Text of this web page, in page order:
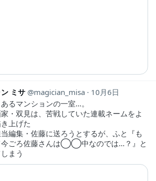
ミサ magician_misa
10月6日
るマンションの一室…。
・双見は、苦戦していた連載ネームをよ
上げた
編集・佐藤に送ろうとするが、ふと『も
今ごろ佐藤さんは◯◯中なのでは…？』と
まう